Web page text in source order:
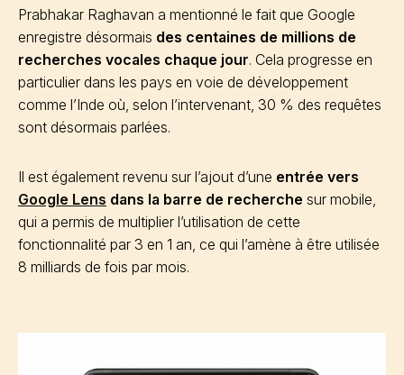
Prabhakar Raghavan a mentionné le fait que Google
enregistre désormais des centaines de millions de
recherches vocales chaque jour. Cela progresse en
particulier dans les pays en voie de développement
comme l’Inde où, selon l’intervenant, 30 % des requêtes
sont désormais parlées.
Il est également revenu sur l’ajout d’une entrée vers
Google Lens dans la barre de recherche sur mobile,
qui a permis de multiplier l’utilisation de cette
fonctionnalité par 3 en 1 an, ce qui l’amène à être utilisée
8 milliards de fois par mois.